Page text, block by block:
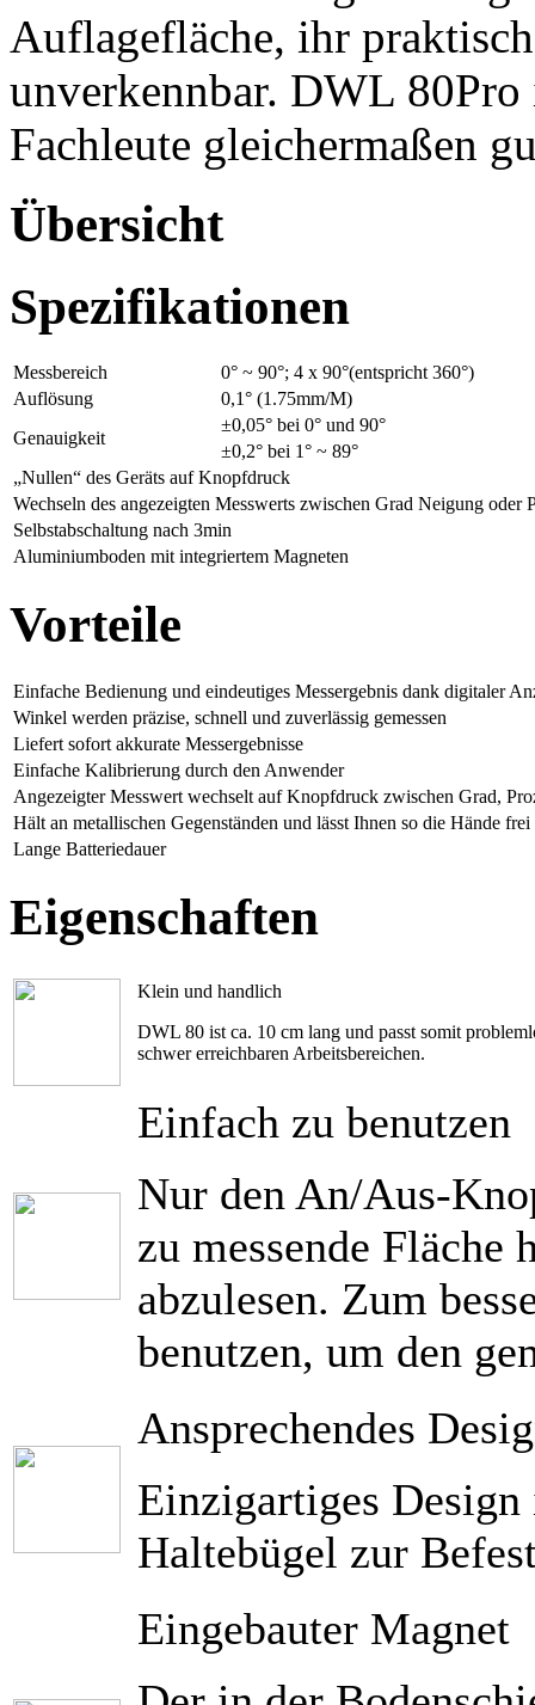
Auflagefläche, ihr
unverkennbar. DWL
Fachleute gleichermaßen
Übersicht
Spezifikationen
Messbereich
0° ~ 90°; 4 x 90°(entspricht 360°)
Auflösung
0,1° (1.75mm/M)
Genauigkeit
±0,05° bei 0° und 90°
±0,2° bei 1° ~ 89°
„Nullen“ des Geräts auf Knopfdruck
Wechseln des angezeigten Messwerts zwischen Grad Neigung oder
Selbstabschaltung nach 3min
Aluminiumboden mit integriertem Magneten
Vorteile
Einfache Bedienung und eindeutiges Messergebnis dank digitaler
Winkel werden präzise, schnell und zuverlässig gemessen
Liefert sofort akkurate Messergebnisse
Einfache Kalibrierung durch den Anwender
Angezeigter Messwert wechselt auf Knopfdruck zwischen Grad,
Hält an metallischen Gegenständen und lässt Ihnen so die Hände frei
Lange Batteriedauer
Eigenschaften
Klein und handlich
DWL 80 ist ca. 10 cm lang und passt somit
schwer erreichbaren Arbeitsbereichen.
Einfach zu benutzen
Nur den An/Aus-
zu messende Fläche
abzulesen. Zum
benutzen, um den
Ansprechendes
Einzigartiges
Haltebügel zur
Eingebauter Magnet